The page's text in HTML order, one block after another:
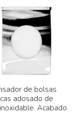
de bolsas
adosado de
Acabado